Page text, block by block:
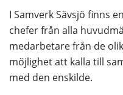
I Samverk Sävsjö finns
chefer från alla
medarbetare från de
möjlighet att kalla till
med den enskilde.